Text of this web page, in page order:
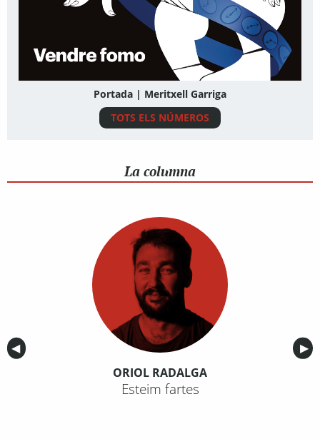
Portada | Meritxell Garriga
TOTS ELS NÚMEROS
La columna
Anterior
◀︎ ▶︎
ORIOL RADALGA
Esteim fartes